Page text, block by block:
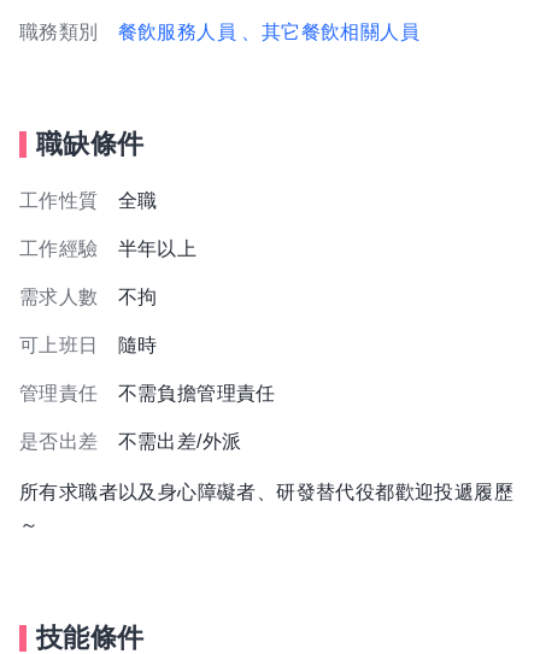
職務類別 餐飲服務人員 、其它餐飲相關人員
職缺條件
工作性質 全職
工作經驗 半年以上
需求人數 不拘
可上班日 隨時
管理責任 不需負擔管理責任
是否出差 不需出差/外派
所有求職者以及身心障礙者、研發替代役都歡迎投遞履歷
～
技能條件